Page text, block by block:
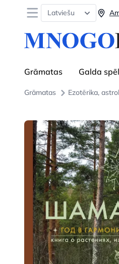
Open menu
Latviešu
Grāmatas Galda
Grāmatas Ezotērika,